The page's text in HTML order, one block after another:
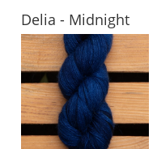
Delia - Midnight